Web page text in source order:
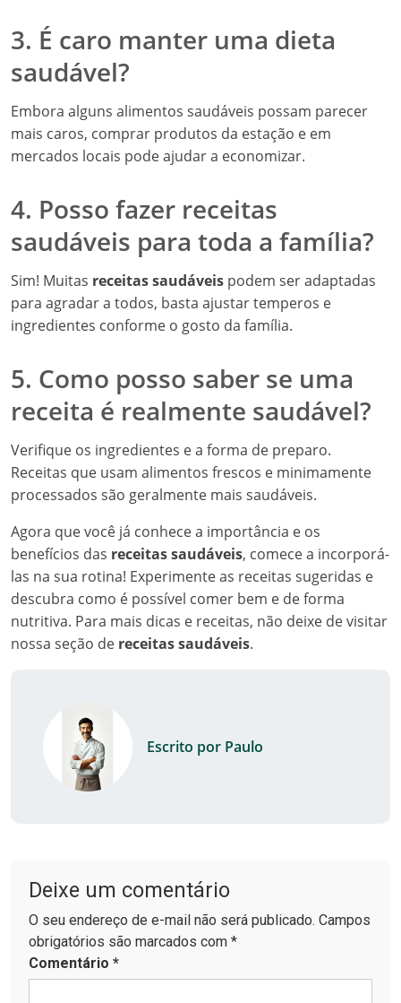
3. É caro manter uma dieta
saudável?
Embora alguns alimentos saudáveis possam parecer
mais caros, comprar produtos da estação e em
mercados locais pode ajudar a economizar.
4. Posso fazer receitas
saudáveis para toda a família?
Sim! Muitas receitas saudáveis podem ser adaptadas
para agradar a todos, basta ajustar temperos e
ingredientes conforme o gosto da família.
5. Como posso saber se uma
receita é realmente saudável?
Verifique os ingredientes e a forma de preparo.
Receitas que usam alimentos frescos e minimamente
processados são geralmente mais saudáveis.
Agora que você já conhece a importância e os
benefícios das receitas saudáveis, comece a incorporá-
las na sua rotina! Experimente as receitas sugeridas e
descubra como é possível comer bem e de forma
nutritiva. Para mais dicas e receitas, não deixe de visitar
nossa seção de receitas saudáveis.
Escrito por Paulo
Deixe um comentário
O seu endereço de e-mail não será publicado. Campos
obrigatórios são marcados com *
Comentário *